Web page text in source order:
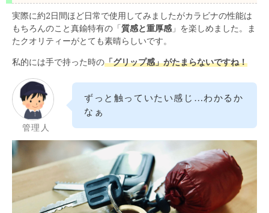
実際に約2日間ほど日常で使用してみましたがカラビナの性能は
もちろんのこと真鍮特有の「 質感と重厚感 」を楽しめました。ま
たクオリティーがとても素晴らしいです。
私的には手で持った時の「グリップ感」がたまらないですね！
管理人
ずっと触っていたい感じ…わかるか
なぁ